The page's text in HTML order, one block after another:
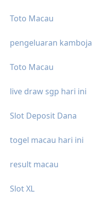
Toto Macau
pengeluaran kamboja
Toto Macau
live draw sgp hari ini
Slot Deposit Dana
togel macau hari ini
result macau
Slot XL